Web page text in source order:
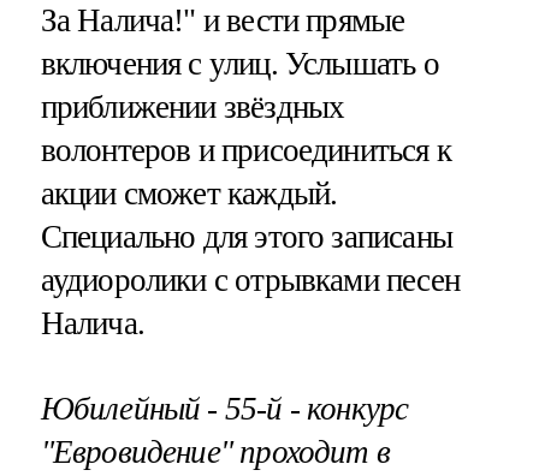
За Налича!" и вести прямые
включения с улиц. Услышать о
приближении звёздных
волонтеров и присоединиться к
акции сможет каждый.
Специально для этого записаны
аудиоролики с отрывками песен
Налича.
Юбилейный - 55-й - конкурс
"Евровидение"проходит в